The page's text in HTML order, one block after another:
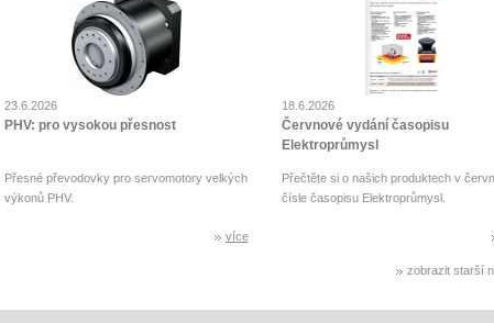
23.6.2026
PHV: pro vysokou přesnost
Přesné převodovky pro servomotory velkých
výkonů PHV.
více
18.6.2026
Červnové vydání časopisu
Elektroprůmysl
Přečtěte si o našich produktech v
čísle časopisu Elektroprůmysl.
zobrazit starší